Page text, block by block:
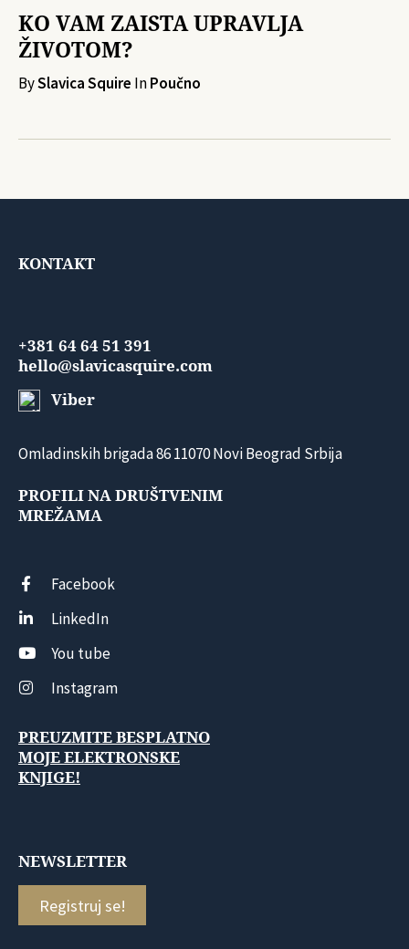
KO VAM ZAISTA UPRAVLJA
ŽIVOTOM?
BySlavica Squire InPoučno
KONTAKT
+381 64 64 51 391
hello@slavicasquire.com
Viber
Omladinskih brigada 86 11070 Novi Beograd Srbija
PROFILI NA DRUŠTVENIM
MREŽAMA
Facebook
LinkedIn
You tube
Instagram
PREUZMITE BESPLATNO
MOJE ELEKTRONSKE
KNJIGE!
NEWSLETTER
Registruj se!